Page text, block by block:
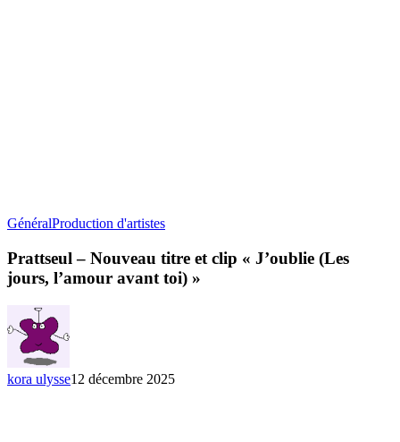
GénéralProduction d'artistesPrattseul
Nouveau
titre
et
avant
Prattseul – Nouveau titre et clip « J’oublie (Les
jours, l’amour avant toi) »
kora ulysse12 décembre 2025